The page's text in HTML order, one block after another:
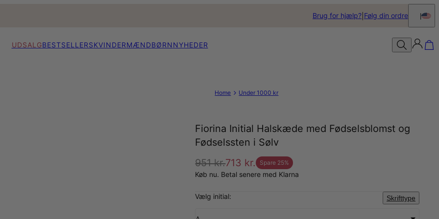
Brug for hjælp? Følg din ordre
UDSALGBESTSELLERSKVINDERMÆNDBØRNNYHEDER
Home Under 1000 kr
Fiorina Initial Halskæde med Fødselsblomst og
Fødselssten i Sølv
951 kr.713 kr. Spare 25%
Køb nu. Betal senere med Klarna
Vælg initial: Skrifttype